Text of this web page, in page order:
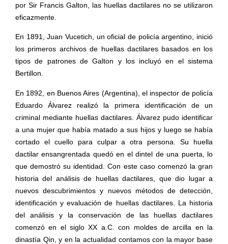
por Sir Francis Galton, las huellas dactilares no se utilizaron
eficazmente.
En 1891, Juan Vucetich, un oficial de policía argentino, inició
los primeros archivos de huellas dactilares basados en los
tipos de patrones de Galton y los incluyó en el sistema
Bertillon.
En 1892, en Buenos Aires (Argentina), el inspector de policía
Eduardo Álvarez realizó la primera identificación de un
criminal mediante huellas dactilares. Álvarez pudo identificar
a una mujer que había matado a sus hijos y luego se había
cortado el cuello para culpar a otra persona. Su huella
dactilar ensangrentada quedó en el dintel de una puerta, lo
que demostró su identidad. Con este caso comenzó la gran
historia del análisis de huellas dactilares, que dio lugar a
nuevos descubrimientos y nuevos métodos de detección,
identificación y evaluación de huellas dactilares. La historia
del análisis y la conservación de las huellas dactilares
comenzó en el siglo XX a.C. con moldes de arcilla en la
dinastía Qin, y en la actualidad contamos con la mayor base